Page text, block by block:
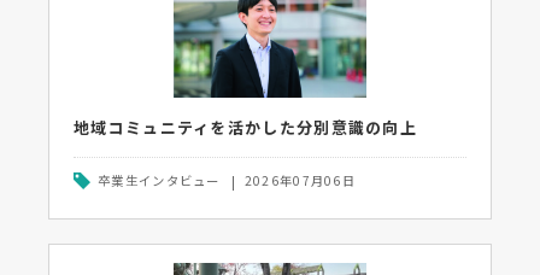
地域コミュニティを活かした分別意識の向上
卒業生インタビュー 2026年07月06日